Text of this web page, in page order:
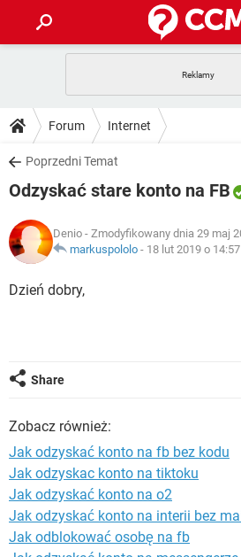
GRY
SPOTIFY
INSTAGRAM
WINDOWS 10
PORADY
PlayStation
INSTAGRAM
WINDOWS 10
DO POBRANIA
ANDROID
GRY
IOS
INSTAGRAM
FORUM
COVID-19
GRY
SPOTIFY
ARTYKUŁY
COVID-19
INSTAGRAM
Forum Internet
Poprzedni Temat
Odzyskać stare konto na FB
Denio - Zmodyfikowany dnia 29 maj
markuspololo - 18 lut 2019 o 14:57
Dzień dobry,
Share
Zobacz również:
Jak odzyskać konto na fb bez kodu
Jak odzyskac konto na tiktoku
Jak odzyskać konto na o2
Jak odzyskać konto na interii bez
Jak odblokować osobę na fb